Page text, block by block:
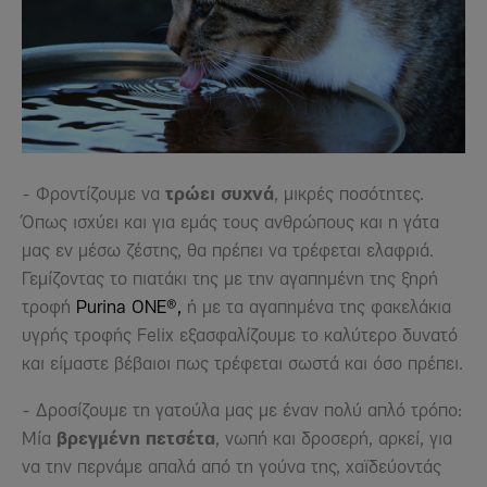
- Φροντίζουμε να τρώει συχνά, μικρές ποσότητες.
Όπως ισχύει και για εμάς τους ανθρώπους και η γάτα
μας εν μέσω ζέστης, θα πρέπει να τρέφεται ελαφριά.
Γεμίζοντας το πιατάκι της με την αγαπημένη της ξηρή
τροφή Purina ΟΝΕ®, ή με τα αγαπημένα της φακελάκια
υγρής τροφής Felix εξασφαλίζουμε το καλύτερο δυνατό
και είμαστε βέβαιοι πως τρέφεται σωστά και όσο πρέπει.
- Δροσίζουμε τη γατούλα μας με έναν πολύ απλό τρόπο:
Μία βρεγμένη πετσέτα, νωπή και δροσερή, αρκεί, για
να την περνάμε απαλά από τη γούνα της, χαϊδεύοντάς